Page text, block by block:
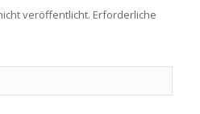
veröffentlicht. Erforderliche